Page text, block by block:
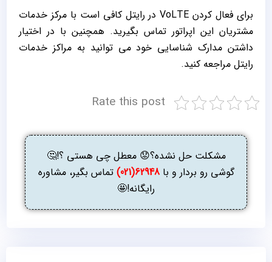
برای فعال کردن VoLTE در رایتل کافی است با مرکز خدمات
مشتریان این اپراتور تماس بگیرید. همچنین با در اختیار
داشتن مدارک شناسایی خود می ‌توانید به مراکز خدمات
رایتل مراجعه کنید.
Rate this post
مشکلت حل نشده؟😟 معطل چی هستی ؟!🤔
گوشی رو بردار و با62948(021)
تماس بگیر، مشاوره
رایگانه!🤩